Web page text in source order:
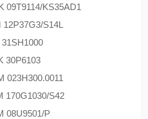
09T9114/KS35AD1
S14L
30P6103
023H300.0011
170G1030/S42
08U9501/P